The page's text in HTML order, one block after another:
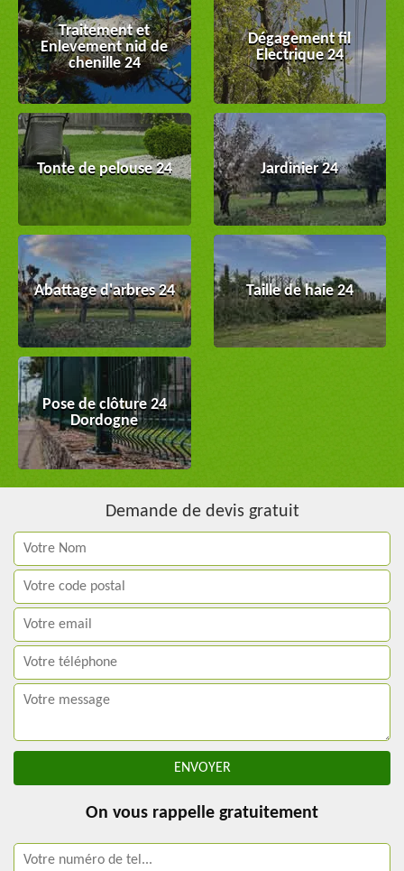
Traitement et
Enlevement nid de
chenille 24
Dégagement fil
Electrique 24
Tonte de pelouse 24 Jardinier 24
Abattage d'arbres 24 Taille de haie 24
Pose de clôture 24
Dordogne
Demande de devis gratuit
On vous rappelle gratuitement